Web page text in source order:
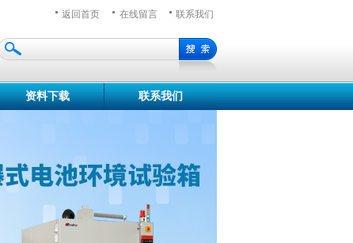
返回首页 在线留言 联系我们
资料下载 联系我们